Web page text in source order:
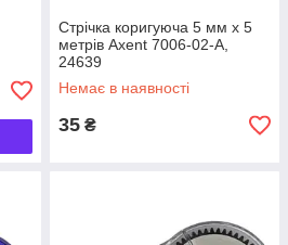
Стрічка коригуюча 5 мм х 5
метрів Axent 7006-02-A,
24639
Немає в наявності
35 ₴